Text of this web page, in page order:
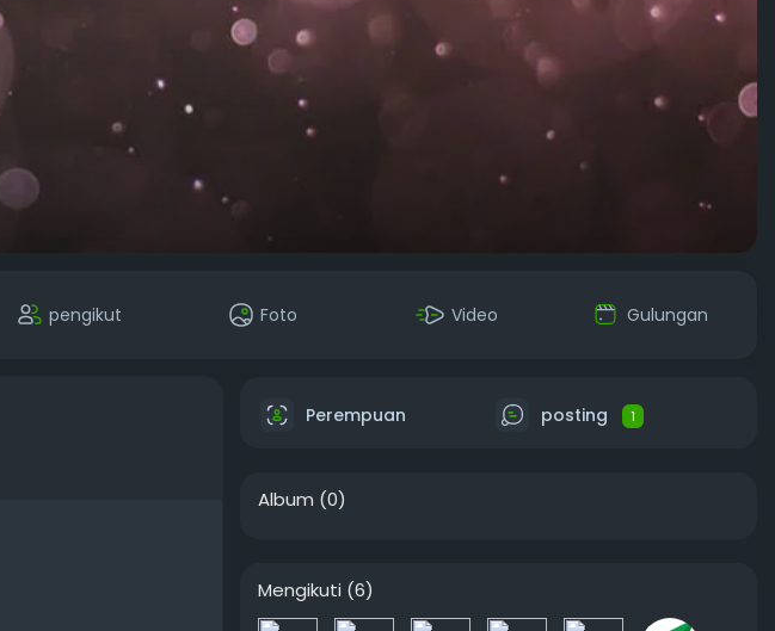
pengikut Foto Video Gulungan
Perempuan posting 1
Album (0)
Mengikuti (6)